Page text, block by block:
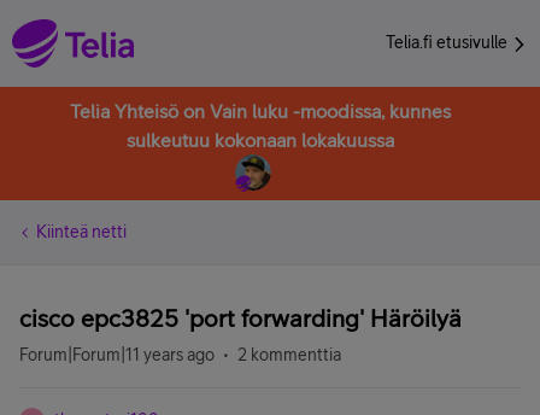
Telia.fi etusivulle
Telia Yhteisö on Vain luku -moodissa, kunnes
sulkeutuu kokonaan lokakuussa
Kiinteä netti
cisco epc3825 'port forwarding' Häröilyä
Forum|Forum|11 years ago 2 kommenttia